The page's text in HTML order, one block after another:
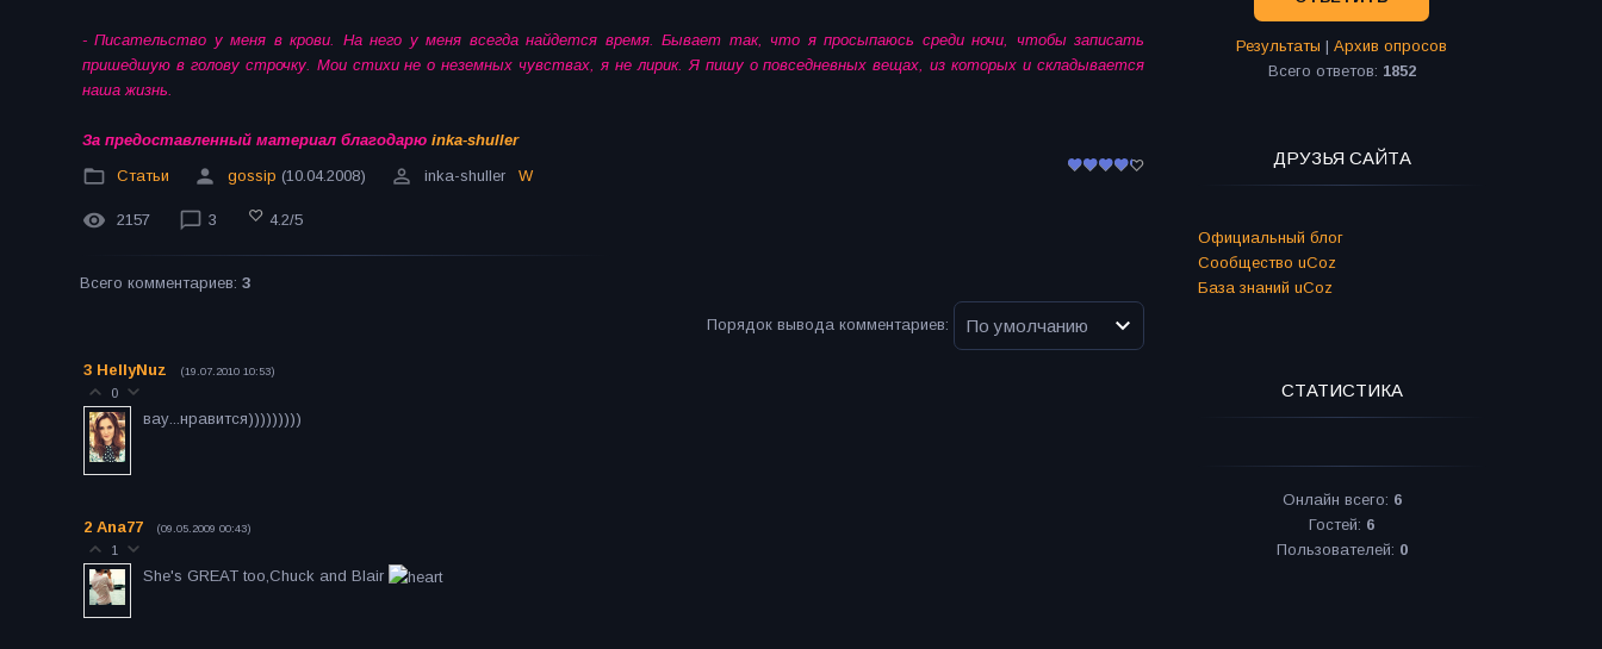
- Писательство у меня в крови. На него у меня всегда найдется время. Бывает так, что я просыпаюсь среди ночи, чтобы записать
пришедшую в голову строчку. Мои стихи не о неземных чувствах, я не лирик. Я пишу о повседневных вещах, из которых и складывается
наша жизнь.
За предоставленный материал благодарю inka-shuller
Статьи
gossip (10.04.2008) inka-shuller W
2157 3 4.2/5
Всего комментариев: 3
Порядок вывода комментариев:
3 HellyNuz (19.07.2010 10:53)
0
вау...нравится)))))))))
2 Ana77 (09.05.2009 00:43)
1
She's GREAT too,Chuck and Blair
Результаты |Архив опросов
Всего ответов: 1852
ДРУЗЬЯ САЙТА
Официальный блог
Сообщество uCoz
База знаний uCoz
СТАТИСТИКА
Онлайн всего: 6
Гостей: 6
Пользователей: 0